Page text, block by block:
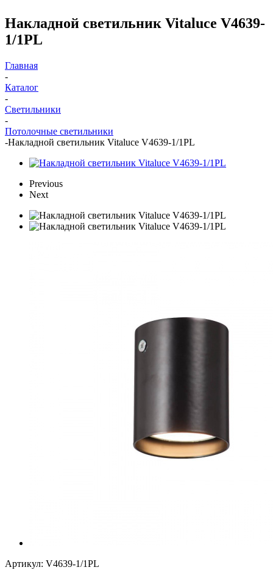
Накладной светильник Vitaluce V4639-
1/1PL
Главная
-
Каталог
-
Светильники
-
Потолочные светильники
-Накладной светильник Vitaluce V4639-1/1PL
Previous
Next
Артикул: V4639-1/1PL